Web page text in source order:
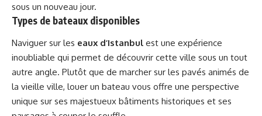
sous un nouveau jour.
Types de bateaux disponibles
Naviguer sur les eaux d’Istanbul est une expérience
inoubliable qui permet de découvrir cette ville sous un tout
autre angle. Plutôt que de marcher sur les pavés animés de
la vieille ville, louer un bateau vous offre une perspective
unique sur ses majestueux bâtiments historiques et ses